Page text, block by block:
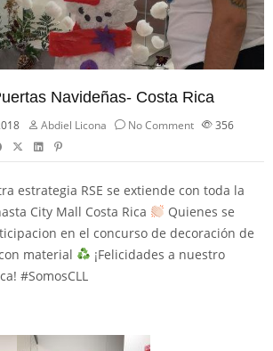
Navideñas- Costa Rica
Abdiel Licona No Comment
356
estrategia RSE se extiende con toda la
City Mall Costa Rica
Quienes se
en el concurso de decoración de
material
¡Felicidades a nuestro
! #SomosCLL